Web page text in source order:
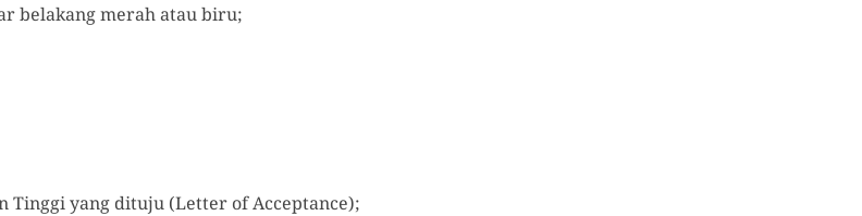
belakang merah atau biru;
yang dituju (Letter of Acceptance);